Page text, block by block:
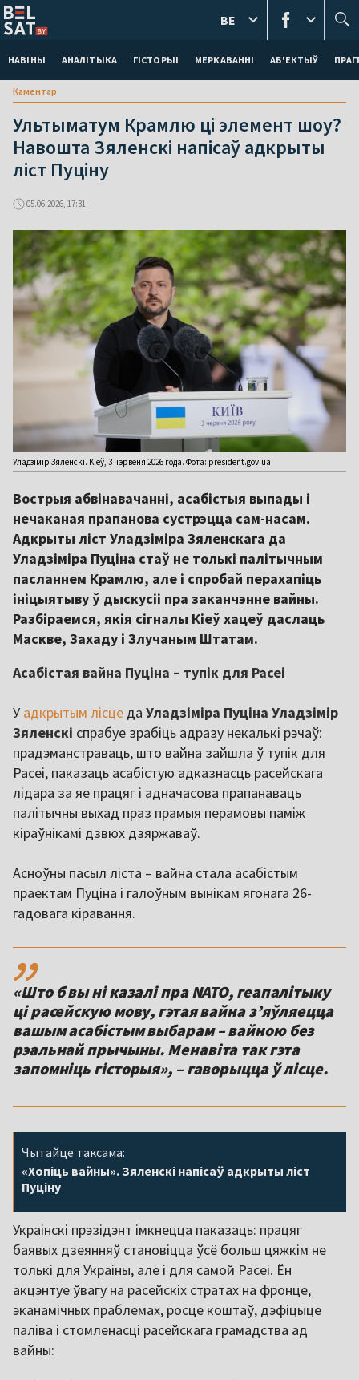
НАВІНЫ АНАЛІТЫКА ГІСТОРЫІ МЕРКАВАННI АБ'ЕКТЫЎ
BE
Каментар
Ультыматум Крамлю ці элемент шоу?
Навошта Зяленскі напісаў адкрыты
ліст Пуціну
05.06.2026, 17:31
Уладзімір Зяленскі. Кіеў, 3 чэрвеня 2026 года. Фота: president.gov.ua
Вострыя абвінавачанні, асабістыя выпады і
нечаканая прапанова сустрэцца сам-насам.
Адкрыты ліст Уладзіміра Зяленскага да
Уладзіміра Пуціна стаў не толькі палітычным
пасланнем Крамлю, але і спробай перахапіць
ініцыятыву ў дыскусіі пра заканчэнне вайны.
Разбіраемся, якія сігналы Кіеў хацеў даслаць
Маскве, Захаду і Злучаным Штатам.
Асабістая вайна Пуціна – тупік для Расеі
У адкрытым лісце да Уладзіміра Пуціна Уладзімір
Зяленскі спрабуе зрабіць адразу некалькі рэчаў:
прадэманстраваць, што вайна зайшла ў тупік для
Расеі, паказаць асабістую адказнасць расейскага
лідара за яе працяг і адначасова прапанаваць
палітычны выхад праз прамыя перамовы паміж
кіраўнікамі дзвюх дзяржаваў.
Асноўны пасыл ліста – вайна стала асабістым
праектам Пуціна і галоўным вынікам ягонага 26-
гадовага кіравання.
,,
«Што б вы ні казалі пра NATO, геапалітыку
ці расейскую мову, гэтая вайна з’яўляецца
вашым асабістым выбарам – вайною без
рэальнай прычыны. Менавіта так гэта
запомніць гісторыя», – гаворыцца ў лісце.
Чытайце таксама:
«Хопіць вайны». Зяленскі напісаў адкрыты ліст
Пуціну
Украінскі прэзідэнт імкнецца паказаць: працяг
баявых дзеянняў становіцца ўсё больш цяжкім не
толькі для Украіны, але і для самой Расеі. Ён
акцэнтуе ўвагу на расейскіх стратах на фронце,
эканамічных праблемах, росце коштаў, дэфіцыце
паліва і стомленасці расейскага грамадства ад
вайны: